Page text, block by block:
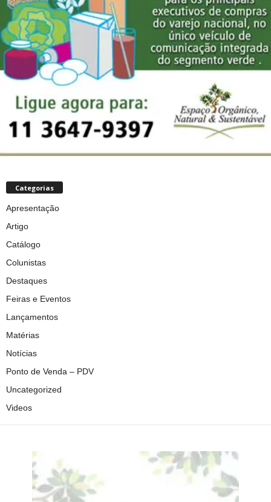
Categorias
Apresentação
Artigo
Catálogo
Colunistas
Destaques
Feiras e Eventos
Lançamentos
Matérias
Notícias
Ponto de Venda – PDV
Uncategorized
Videos